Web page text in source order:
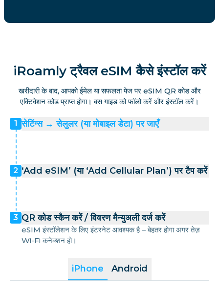
iRoamly ट्रैवल eSIM कैसे इंस्टॉल करें
खरीदारी के बाद, आपको ईमेल या सफलता पेज पर eSIM QR कोड और
एक्टिवेशन कोड प्राप्त होगा। बस गाइड को फॉलो करें और इंस्टॉल करें।
iPhone Android
1 सेटिंग्स → सेलुलर (या मोबाइल डेटा) पर जाएँ
2 ‘Add eSIM’ (या ‘Add Cellular Plan’) पर टैप करें
3 QR कोड स्कैन करें / विवरण मैन्युअली दर्ज करें
eSIM इंस्टॉलेशन के लिए इंटरनेट आवश्यक है – बेहतर होगा अगर तेज़
Wi-Fi कनेक्शन हो।